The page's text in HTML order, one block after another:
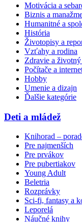
Motivácia a
Biznis a
Humanitné a
História
Životopisy a
Vzťahy a rodina
Zdravie a
Počítače a
Hobby
Umenie a dizajn
Ďalšie kategórie
Deti a mládež
Knihorad –
Pre najmenších
Pre prvákov
Pre pubertiakov
Young Adult
Beletria
Rozprávky
Sci-fi, fantasy a
Leporelá
Náučné knihy